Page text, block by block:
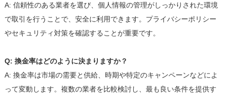
A: 信頼性のある業者を選び、個人情報の管理がしっかりされた環境
で取引を行うことで、安全に利用できます。プライバシーポリシー
やセキュリティ対策を確認することが重要です。
Q: 換金率はどのように決まりますか？
A: 換金率は市場の需要と供給、時期や特定のキャンペーンなどによ
って変動します。複数の業者を比較検討し、最も良い条件を提供す